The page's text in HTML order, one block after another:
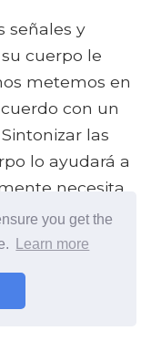
you get the
Learn more
señales y
cuerpo le
metemos en
con un
las
lo ayudará a
necesita
se haya
Privar tu
a comer en